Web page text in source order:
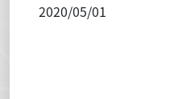
2020/05/01